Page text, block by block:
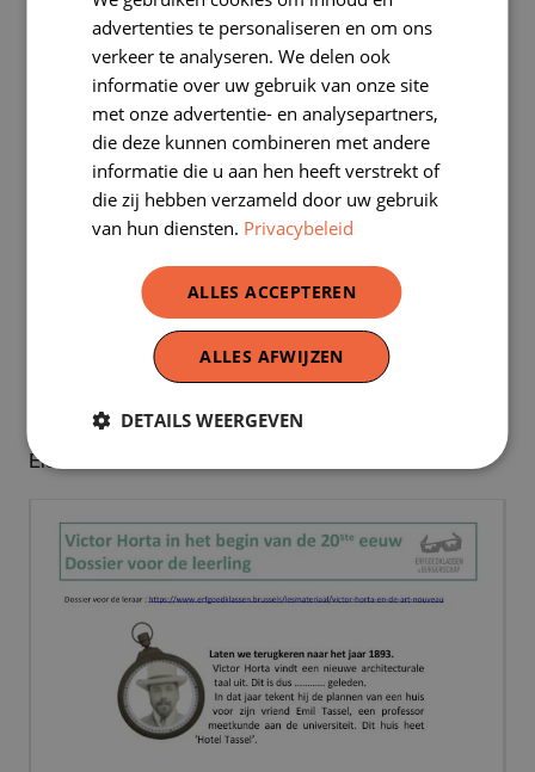
Art nouveau of art deco?
nouveau en art deco in de wijk van de vijvers van
Elsene te ontdekken.
advertenties te personaliseren en om ons
verkeer te analyseren. We delen ook
informatie over uw gebruik van onze site
met onze advertentie- en analysepartners,
die deze kunnen combineren met andere
informatie die u aan hen heeft verstrekt of
die zij hebben verzameld door uw gebruik
van hun diensten. Privacybeleid
ALLES ACCEPTEREN
ALLES AFWIJZEN
DETAILS WEERGEVEN